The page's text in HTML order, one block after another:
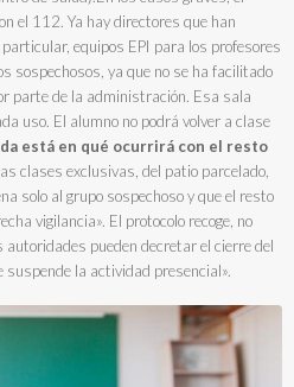
el 112. Ya hay directores que han
equipos EPI para los profesores
sospechosos, ya que no se ha facilitado
parte de la administración. Esa sala
uso. El alumno no podrá volver a clase
está en qué ocurrirá con el resto
clases exclusivas, del patio parcelado,
solo al grupo sospechoso y que el resto
vigilancia». El protocolo recoge, no
pueden decretar el cierre del
suspende la actividad presencial».